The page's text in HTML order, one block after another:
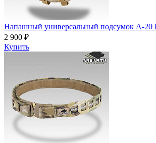
Напашный универсальный подсумок А-
2 900 ₽
Купить